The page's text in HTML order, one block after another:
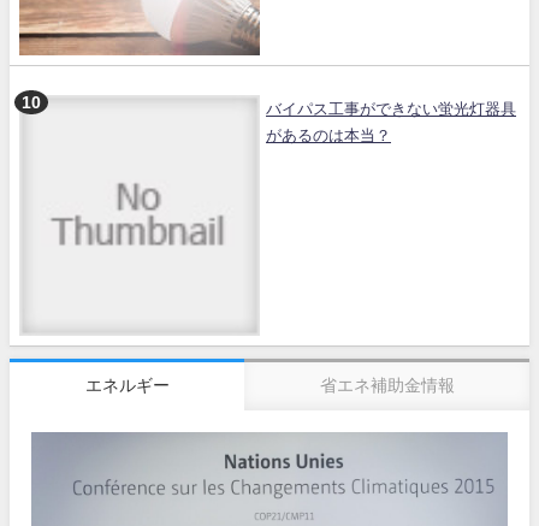
バイパス工事ができない蛍光灯器具
があるのは本当？
エネルギー 省エネ補助金情報